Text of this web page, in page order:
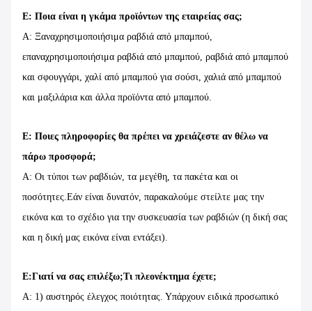
Ε: Ποια είναι η γκάμα προϊόντων της εταιρείας σας;
Α: Ξαναχρησιμοποιήσιμα ραβδιά από μπαμπού,
επαναχρησιμοποιήσιμα ραβδιά από μπαμπού, ραβδιά από μπαμπού
και σφουγγάρι, χαλί από μπαμπού για σούσι, χαλιά από μπαμπού
και μαξιλάρια και άλλα προϊόντα από μπαμπού.
Ε: Ποιες πληροφορίες θα πρέπει να χρειάζεστε αν θέλω να
πάρω προσφορά;
Α: Οι τύποι των ραβδιών, τα μεγέθη, τα πακέτα και οι
ποσότητες.Εάν είναι δυνατόν, παρακαλούμε στείλτε μας την
εικόνα και το σχέδιο για την συσκευασία των ραβδιών (η δική σας
και η δική μας εικόνα είναι εντάξει).
Ε:Γιατί να σας επιλέξω;Τι πλεονέκτημα έχετε;
Α: 1) αυστηρός έλεγχος ποιότητας. Υπάρχουν ειδικά προσωπικό